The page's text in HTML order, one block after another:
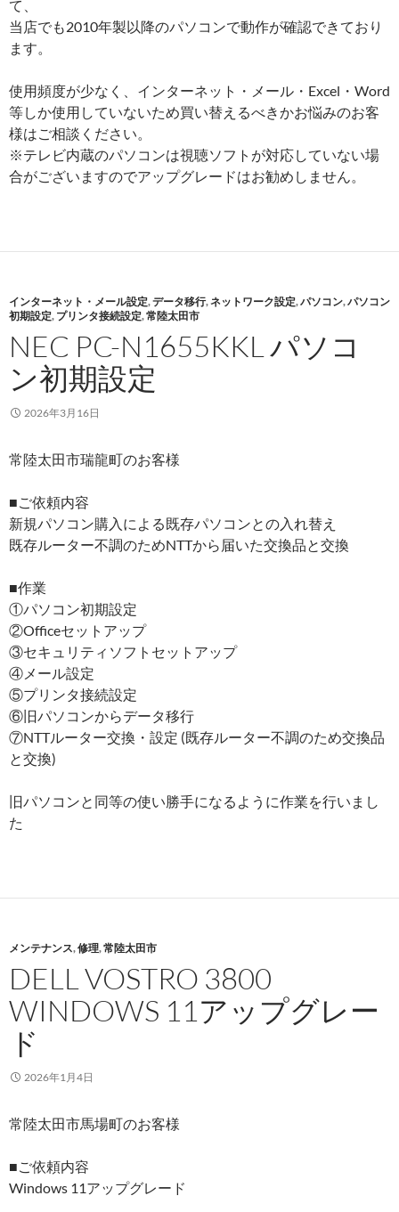
て、
当店でも2010年製以降のパソコンで動作が確認できており
ます。
使用頻度が少なく、インターネット・メール・Excel・Word
等しか使用していないため買い替えるべきかお悩みのお客
様はご相談ください。
※テレビ内蔵のパソコンは視聴ソフトが対応していない場
合がございますのでアップグレードはお勧めしません。
インターネット・メール設定,データ移行,ネットワーク設定,パソコン,パソコン
初期設定, プリンタ接続設定,常陸太田市
NEC PC-N1655KKL パソコ
ン初期設定
2026年3月16日
常陸太田市瑞龍町のお客様
■ご依頼内容
新規パソコン購入による既存パソコンとの入れ替え
既存ルーター不調のためNTTから届いた交換品と交換
■作業
①パソコン初期設定
②Officeセットアップ
③セキュリティソフトセットアップ
④メール設定
⑤プリンタ接続設定
⑥旧パソコンからデータ移行
⑦NTTルーター交換・設定 (既存ルーター不調のため交換品
と交換)
旧パソコンと同等の使い勝手になるように作業を行いまし
た
メンテナンス,修理,常陸太田市
DELL VOSTRO 3800
WINDOWS 11アップグレー
ド
2026年1月4日
常陸太田市馬場町のお客様
■ご依頼内容
Windows 11アップグレード